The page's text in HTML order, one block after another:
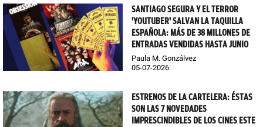
SANTIAGO SEGURA Y EL TERROR
'YOUTUBER' SALVAN LA TAQUILLA
ESPAÑOLA: MÁS DE 38 MILLONES DE
ENTRADAS VENDIDAS HASTA JUNIO
Paula M. Gonzálvez
05-07-2026
ESTRENOS DE LA CARTELERA: ÉSTAS
SON LAS 7 NOVEDADES
IMPRESCINDIBLES DE LOS CINES ESTE